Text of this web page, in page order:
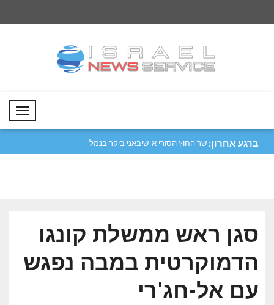
Mobil Menü
ברגע אחרון: שר החוץ הסורי א-שיבאני ביקר בנמל את המסמך בן
סגן ראש ממשלת קונגו
הדמוקרטית במבה נפגש
עם אל-חג'רי